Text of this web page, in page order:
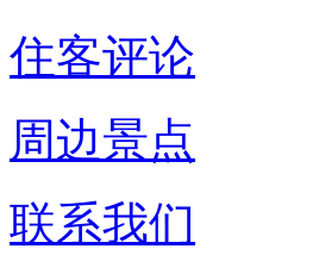
住客评论
周边景点
联系我们